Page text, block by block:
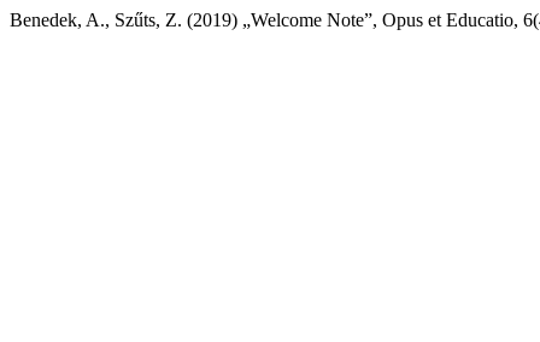
Benedek, A., Szűts, Z. (2019) „Welcome Note”, Opus et Educatio,